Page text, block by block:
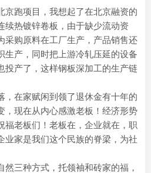
京跑项目，我想起了在北京融资的
续热镀锌卷板，由于缺少流动资
采购原料在工厂生产，产品销售还
生产，同时把上游冷轧压延的设备
投产了，这样钢板深加工的生产链
，在家赋闲到领了退休金有十年的
，现在从内心感激老板！经济形势
福老板们！老板在，企业就在，职
业家是我们这个民族的脊梁，为社
三种方式，托领袖和砖家的福，